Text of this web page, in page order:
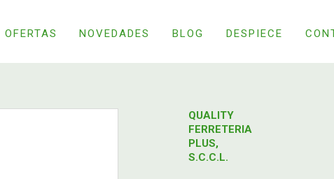
OFERTAS NOVEDADES BLOG DESPIECE
QUALITY
FERRETERIA
PLUS,
S.C.C.L.